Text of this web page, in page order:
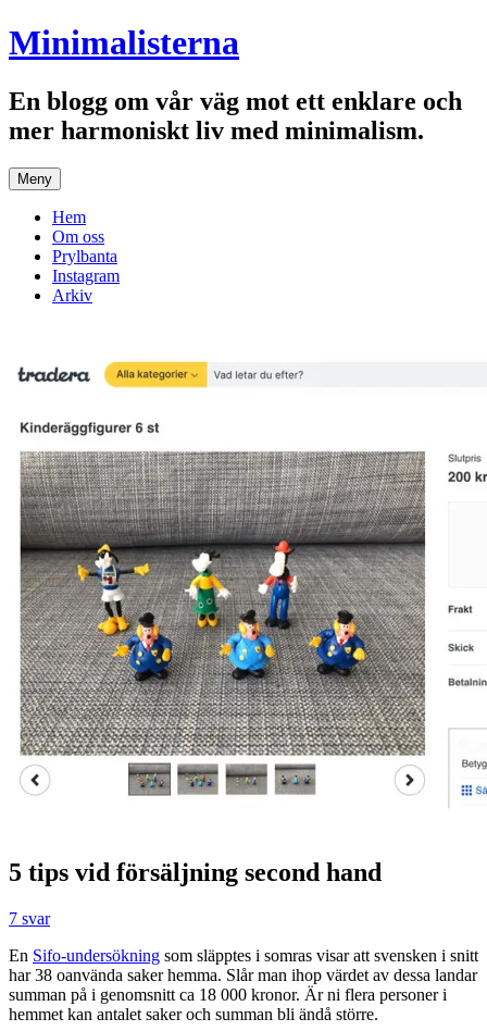
Hoppa
till
Minimalisterna
En blogg om vår väg mot ett enklare och
mer harmoniskt liv med minimalism.
Meny
Hem
Om oss
Prylbanta
Instagram
Arkiv
5 tips vid försäljning second hand
7 svar
En Sifo-undersökning som släpptes i somras visar att svensken i snitt
har 38 oanvända saker hemma. Slår man ihop värdet av dessa landar
summan på i genomsnitt ca 18 000 kronor. Är ni flera personer i
hemmet kan antalet saker och summan bli ändå större.